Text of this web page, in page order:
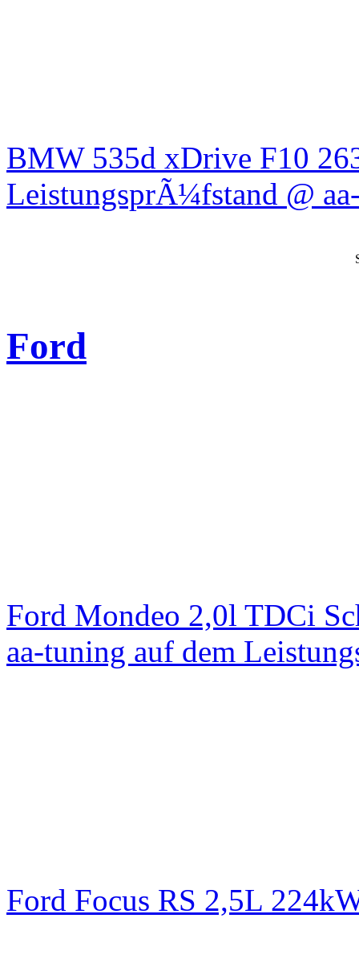
BMW 535d xDrive F10
LeistungsprÃ¼fstand @
Ford
Ford Mondeo 2,0l TDCi
aa-tuning auf dem
Ford Focus RS 2,5L